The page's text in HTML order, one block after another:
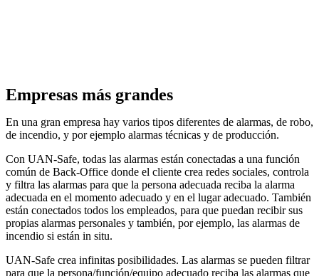
Empresas más grandes
En una gran empresa hay varios tipos diferentes de alarmas, de robo,
de incendio, y por ejemplo alarmas técnicas y de producción.
Con UAN-Safe, todas las alarmas están conectadas a una función
común de Back-Office donde el cliente crea redes sociales, controla
y filtra las alarmas para que la persona adecuada reciba la alarma
adecuada en el momento adecuado y en el lugar adecuado. También
están conectados todos los empleados, para que puedan recibir sus
propias alarmas personales y también, por ejemplo, las alarmas de
incendio si están in situ.
UAN-Safe crea infinitas posibilidades. Las alarmas se pueden filtrar
para que la persona/función/equipo adecuado reciba las alarmas que